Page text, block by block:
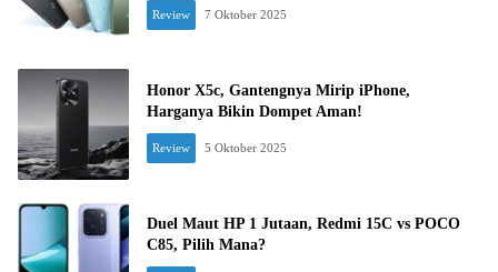
Review 7 Oktober 2025
Honor X5c, Gantengnya Mirip iPhone,
Harganya Bikin Dompet Aman!
Review 5 Oktober 2025
Duel Maut HP 1 Jutaan, Redmi 15C vs POCO
C85, Pilih Mana?